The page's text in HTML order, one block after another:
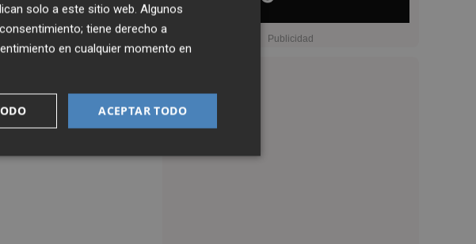
solo a este sitio web. Algunos
tiene derecho a
en cualquier momento en
ACEPTAR TODO